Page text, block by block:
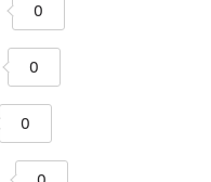
0
0
0